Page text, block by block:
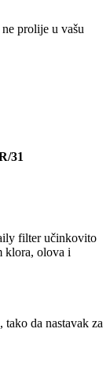
prolije u vašu
31
filter učinkovito
klora, olova i
da nastavak za